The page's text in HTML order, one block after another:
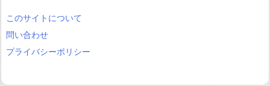
このサイトについて
問い合わせ
プライバシーポリシー